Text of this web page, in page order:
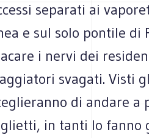
separati ai
e sul solo pontile di
i nervi dei
svagati. Visti
di andare a
in tanti lo fanno